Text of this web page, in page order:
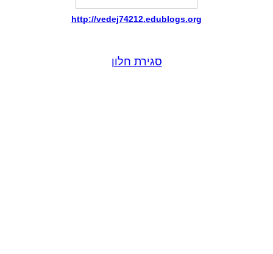
http://vedej74212.edublogs.org
סגירת חלון